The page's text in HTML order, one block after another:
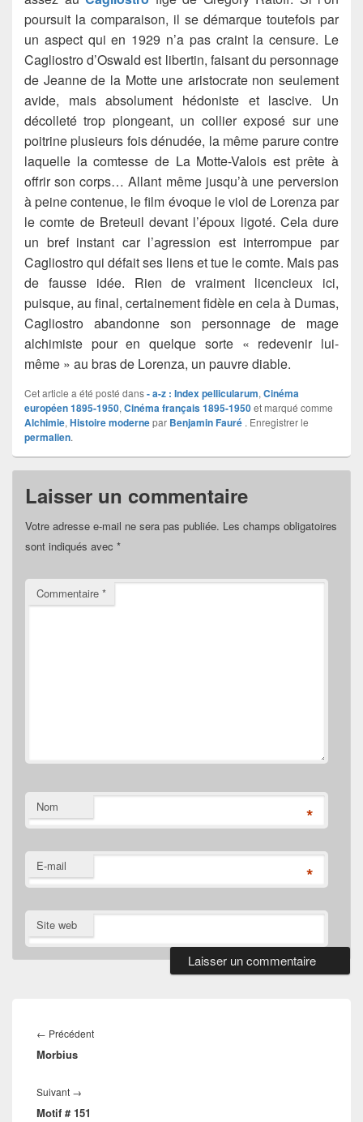
poursuit la comparaison, il se démarque toutefois par
un aspect qui en 1929 n’a pas craint la censure. Le
Cagliostro d’Oswald est libertin, faisant du personnage
de Jeanne de la Motte une aristocrate non seulement
avide, mais absolument hédoniste et lascive. Un
décolleté trop plongeant, un collier exposé sur une
poitrine plusieurs fois dénudée, la même parure contre
laquelle la comtesse de La Motte-Valois est prête à
offrir son corps… Allant même jusqu’à une perversion
à peine contenue, le film évoque le viol de Lorenza par
le comte de Breteuil devant l’époux ligoté. Cela dure
un bref instant car l’agression est interrompue par
Cagliostro qui défait ses liens et tue le comte. Mais pas
de fausse idée. Rien de vraiment licencieux ici,
puisque, au final, certainement fidèle en cela à Dumas,
Cagliostro abandonne son personnage de mage
alchimiste pour en quelque sorte « redevenir lui-
même » au bras de Lorenza, un pauvre diable.
Cet article a été posté dans- a-z : Index pellicularum,Cinéma
européen 1895-1950,Cinéma français 1895-1950et marqué comme
Alchimie,Histoire modernepar Benjamin Fauré . Enregistrer le
permalien.
Laisser un commentaire
Votre adresse e-mail ne sera pas publiée. Les champs obligatoires
sont indiqués avec *
Commentaire *
Nom *
E-mail *
Site web
de
l’article
← PrécédentArticle
Morbius
Suivant →
suivant :
Motif # 151